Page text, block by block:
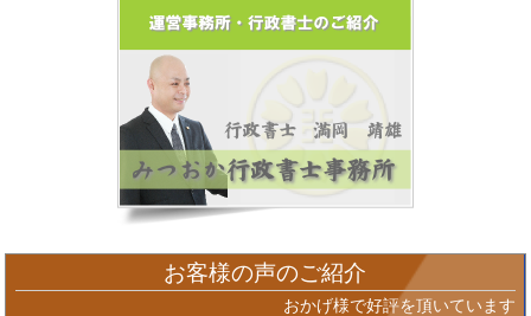
お客様の声のご紹介
おかげ様で好評を頂いています